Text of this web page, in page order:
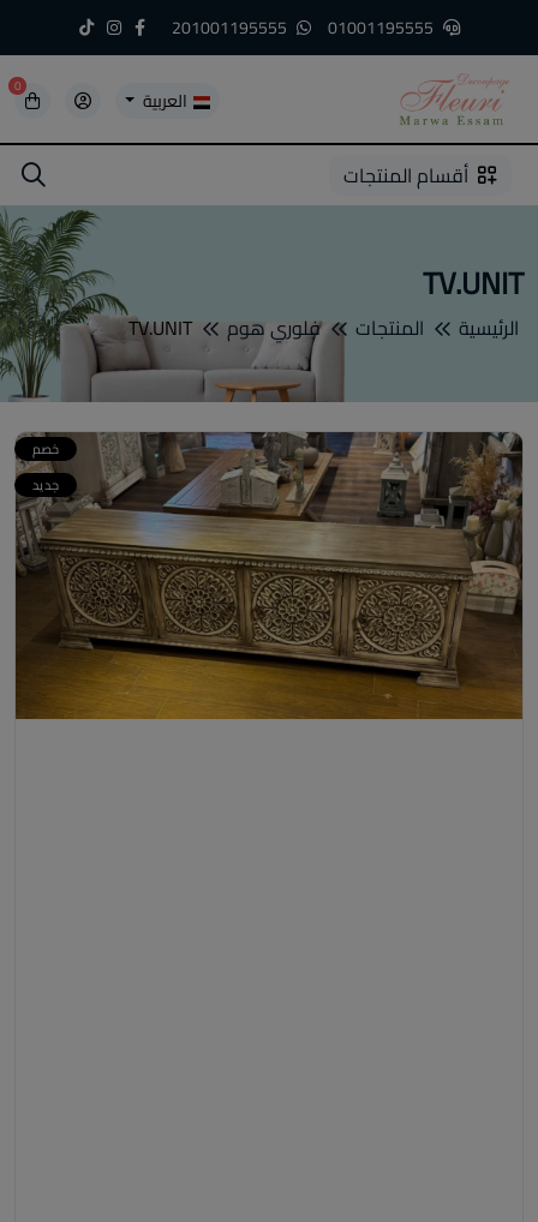
العربية 0
1
2
3
4
5
5 أقسام المنتجات
TV.UNIT
الرئيسية المنتجات فلوري هوم TV.UNIT
خصم
جديد